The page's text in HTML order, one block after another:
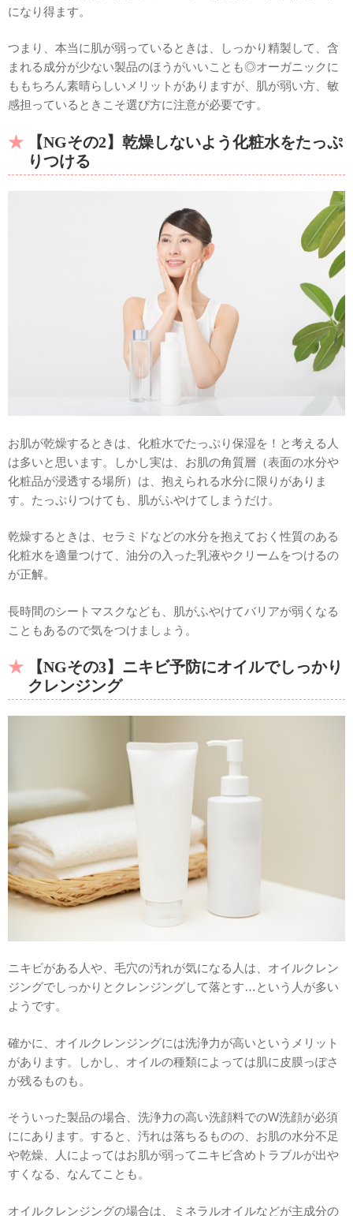
になり得ます。
つまり、本当に肌が弱っているときは、しっかり精製して、含
まれる成分が少ない製品のほうがいいことも◎オーガニックに
ももちろん素晴らしいメリットがありますが、肌が弱い方、敏
感担っているときこそ選び方に注意が必要です。
【NGその2】乾燥しないよう化粧水をたっぷ
りつける
お肌が乾燥するときは、化粧水でたっぷり保湿を！と考える人
は多いと思います。しかし実は、お肌の角質層（表面の水分や
化粧品が浸透する場所）は、抱えられる水分に限りがありま
す。たっぷりつけても、肌がふやけてしまうだけ。
乾燥するときは、セラミドなどの水分を抱えておく性質のある
化粧水を適量つけて、油分の入った乳液やクリームをつけるの
が正解。
長時間のシートマスクなども、肌がふやけてバリアが弱くなる
こともあるので気をつけましょう。
【NGその3】ニキビ予防にオイルでしっかり
クレンジング
ニキビがある人や、毛穴の汚れが気になる人は、オイルクレン
ジングでしっかりとクレンジングして落とす…という人が多い
ようです。
確かに、オイルクレンジングには洗浄力が高いというメリット
があります。しかし、オイルの種類によっては肌に皮膜っぽさ
が残るものも。
そういった製品の場合、洗浄力の高い洗顔料でのW洗顔が必須
ににあります。すると、汚れは落ちるものの、お肌の水分不足
や乾燥、人によってはお肌が弱ってニキビ含めトラブルが出や
すくなる、なんてことも。
オイルクレンジングの場合は、ミネラルオイルなどが主成分の